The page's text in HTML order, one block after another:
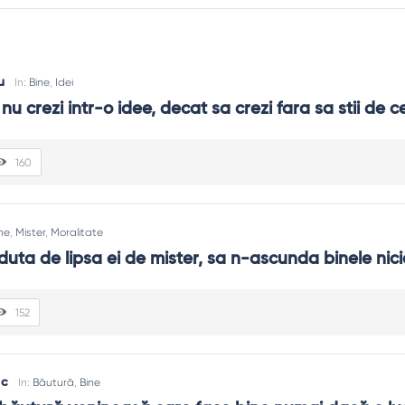
ajuți specific. Binele adevărat nu bagatelizează
„nu” unei dependențe, a trasa limite pentru a proteja.
In: Bine, Idei
nu crezi intr-o idee, decat sa crezi fara sa stii de
160
, Mister, Moralitate
de lipsa ei de mister, sa n-ascunda binele
152
In: Băutură, Bine